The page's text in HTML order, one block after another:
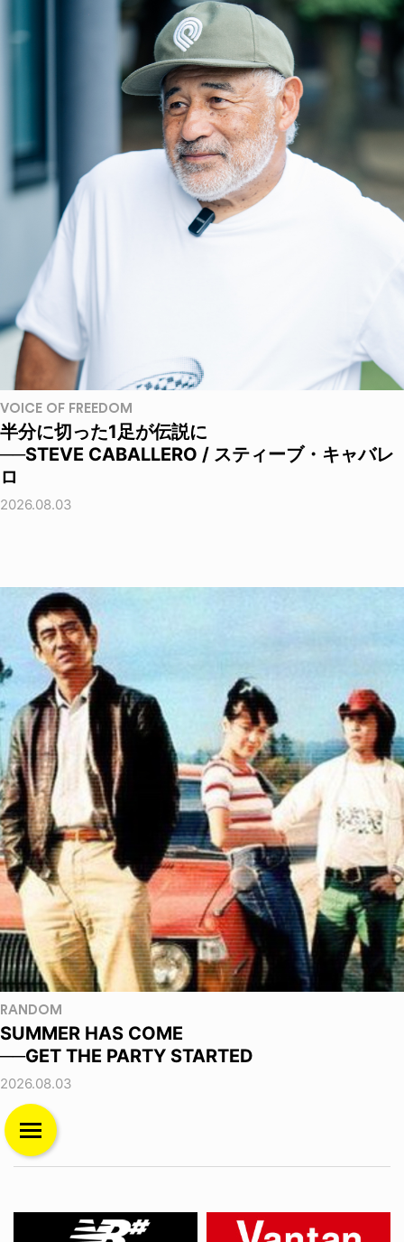
VOICE OF FREEDOM
半分に切った1足が伝説に
──STEVE CABALLERO / スティーブ・キャバレ
ロ
2026.08.03
RANDOM
SUMMER HAS COME
──GET THE PARTY STARTED
2026.08.03